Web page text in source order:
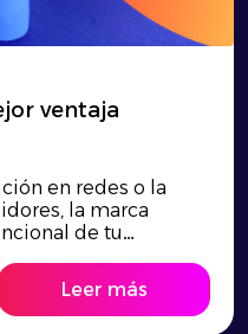
ventaja
en redes o la
la marca
de tu
En un
donde los
estandarizado,
Leer más